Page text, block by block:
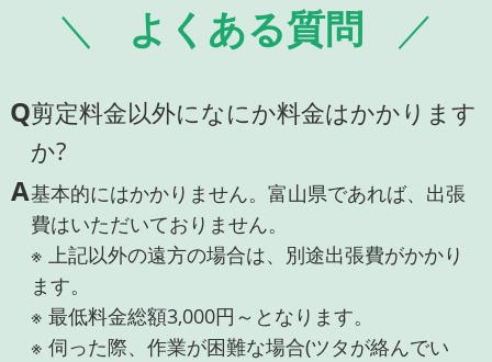
よくある質問
Q剪定料金以外になにか料金はかかります
か?
A基本的にはかかりません。富山県であれば、出張
費はいただいておりません。
※ 上記以外の遠方の場合は、別途出張費がかかり
ます。
※ 最低料金総額3,000円～となります。
※ 伺った際、作業が困難な場合(ツタが絡んでい